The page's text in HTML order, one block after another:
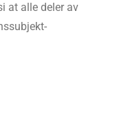
at alle deler av